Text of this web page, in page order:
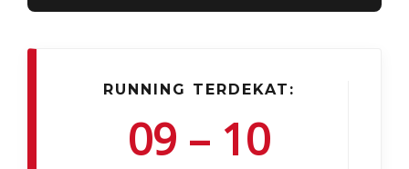
RUNNING TERDEKAT:
09 – 10